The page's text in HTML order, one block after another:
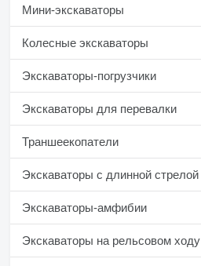
Мини-экскаваторы
Колесные экскаваторы
Экскаваторы-погрузчики
Экскаваторы для перевалки
Траншеекопатели
Экскаваторы с длинной стрелой
Экскаваторы-амфибии
Экскаваторы на рельсовом ходу